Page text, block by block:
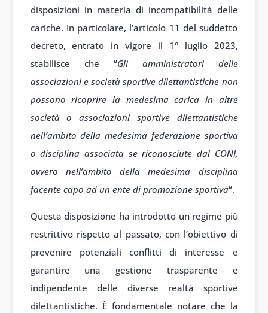
disposizioni in materia di incompatibilità delle
cariche. In particolare, l’articolo 11 del suddetto
decreto, entrato in vigore il 1° luglio 2023,
stabilisce che “Gli amministratori delle
associazioni e società sportive dilettantistiche non
possono ricoprire la medesima carica in altre
società o associazioni sportive dilettantistiche
nell’ambito della medesima federazione sportiva
o disciplina associata se riconosciute dal CONI,
ovvero nell’ambito della medesima disciplina
facente capo ad un ente di promozione sportiva“.
Questa disposizione ha introdotto un regime più
restrittivo rispetto al passato, con l’obiettivo di
prevenire potenziali conflitti di interesse e
garantire una gestione trasparente e
indipendente delle diverse realtà sportive
dilettantistiche. È fondamentale notare che la